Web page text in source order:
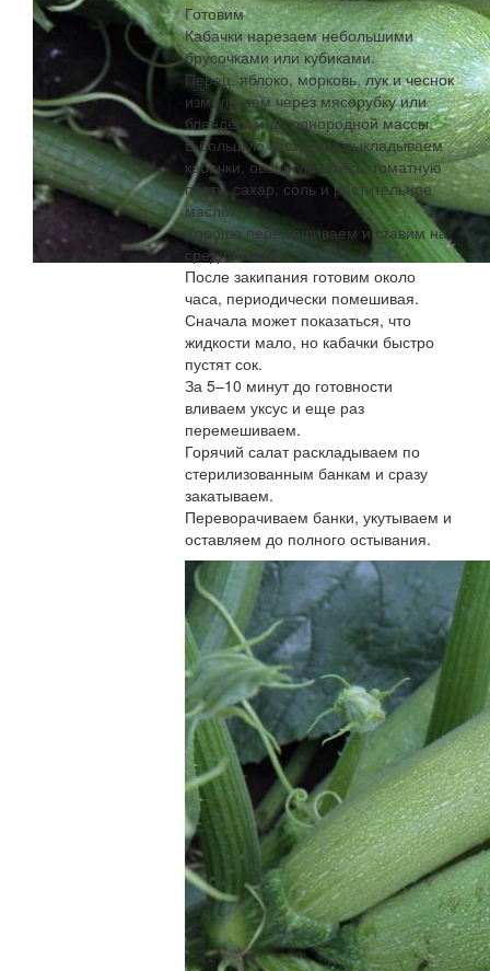
Готовим
Кабачки нарезаем небольшими
брусочками или кубиками.
Перец, яблоко, морковь, лук и чеснок
измельчаем через мясорубку или
блендером до однородной массы.
В большую кастрюлю выкладываем
кабачки, овощную смесь, томатную
пасту, сахар, соль и растительное
масло.
Хорошо перемешиваем и ставим на
средний огонь.
После закипания готовим около
часа, периодически помешивая.
Сначала может показаться, что
жидкости мало, но кабачки быстро
пустят сок.
За 5–10 минут до готовности
вливаем уксус и еще раз
перемешиваем.
Горячий салат раскладываем по
стерилизованным банкам и сразу
закатываем.
Переворачиваем банки, укутываем и
оставляем до полного остывания.